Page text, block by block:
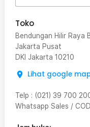
Toko
Bendungan Hilir Raya
Jakarta Pusat
DKI Jakarta 10210
Lihat google
Telp : (021) 39 700
Whatsapp Sales / COD